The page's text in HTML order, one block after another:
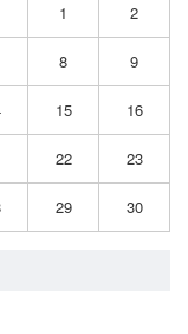
1 2
8 9
15 16
22 23
29 30